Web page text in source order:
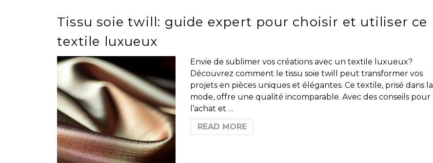
Tissu soie twill: guide expert pour choisir et utiliser ce
textile luxueux
Envie de sublimer vos créations avec un textile luxueux?
Découvrez comment le tissu soie twill peut transformer vos
projets en pièces uniques et élégantes. Ce textile, prisé dans la
mode, offre une qualité incomparable. Avec des conseils pour
l’achat et …
READ MORE